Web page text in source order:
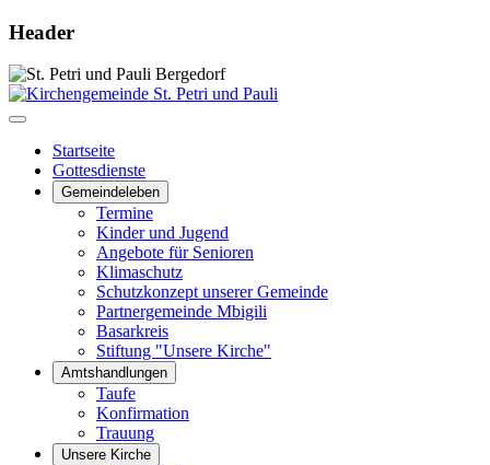
Header
Startseite
Gottesdienste
Gemeindeleben
Termine
Kinder und Jugend
Angebote für Senioren
Klimaschutz
Schutzkonzept unserer Gemeinde
Partnergemeinde Mbigili
Basarkreis
Stiftung "Unsere Kirche"
Amtshandlungen
Taufe
Konfirmation
Trauung
Unsere Kirche